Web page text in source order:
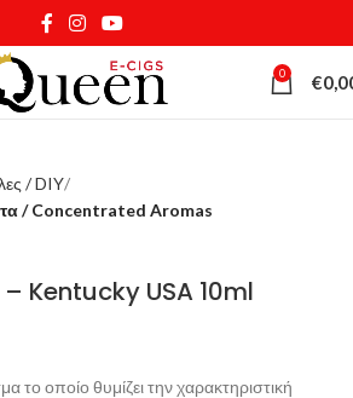
0 €
/ DIY
/ Concentrated Aromas
Kentucky USA 10ml
το οποίο θυμίζει την χαρακτηριστική